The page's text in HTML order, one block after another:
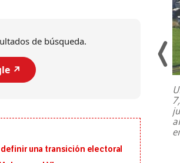
de búsqueda.
↗️
una transición electoral